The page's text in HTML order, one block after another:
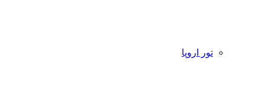
تور اروپا